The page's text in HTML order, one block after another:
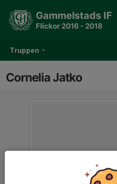
Truppen
Gammelstads IF
Flickor 2016 - 2018
Cornelia Jatko